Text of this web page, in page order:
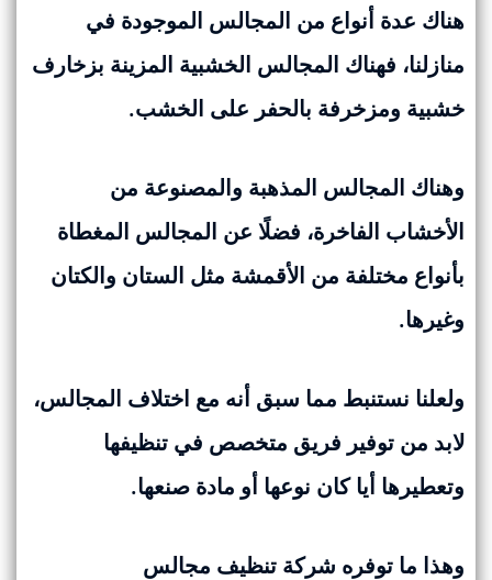
هناك عدة أنواع من المجالس الموجودة في
منازلنا، فهناك المجالس الخشبية المزينة بزخارف
خشبية ومزخرفة بالحفر على الخشب.
وهناك المجالس المذهبة والمصنوعة من
الأخشاب الفاخرة، فضلًا عن المجالس المغطاة
بأنواع مختلفة من الأقمشة مثل الستان والكتان
وغيرها.
ولعلنا نستنبط مما سبق أنه مع اختلاف المجالس،
لابد من توفير فريق متخصص في تنظيفها
وتعطيرها أيا كان نوعها أو مادة صنعها.
وهذا ما توفره شركة تنظيف مجالس